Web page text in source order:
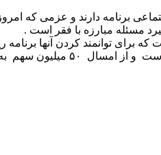
برنامه دارند و عزمی که
مسئله مبارزه با فقر است .
برای توانمند کردن آنها